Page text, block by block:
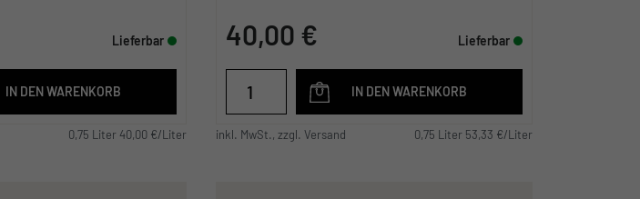
Lieferbar
IN DEN WARENKORB
0,75 Liter 40,00 €/Liter
40,00 € Lieferbar
IN DEN WARENKORB
inkl. MwSt., zzgl. Versand 0,75 Liter 53,33 €/Liter